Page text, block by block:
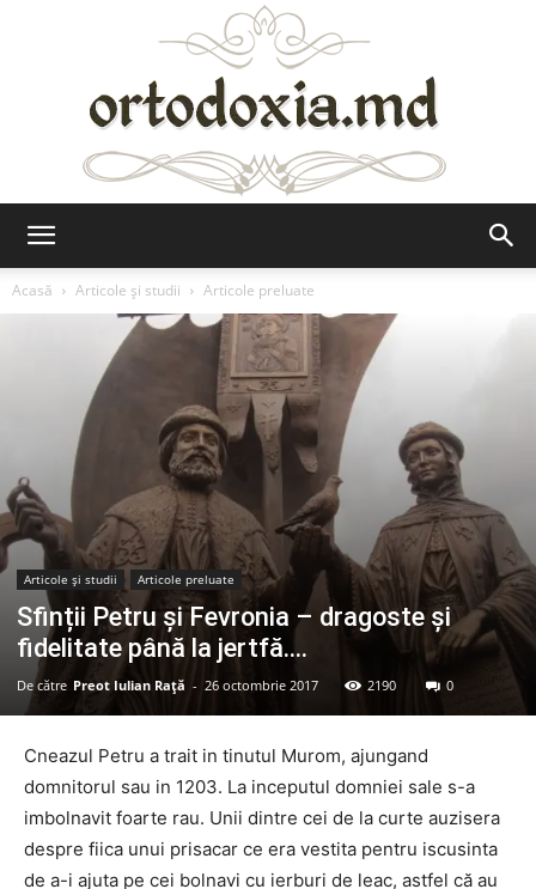
Acasă
Articole şi studii Articole preluate
Articole şi studii Articole preluate
Sfinții Petru și Fevronia – dragoste și
fidelitate până la jertfă….
De către Preot Iulian Raţă - 26 octombrie 2017 2190 0
Cneazul Petru a trait in tinutul Murom, ajungand
domnitorul sau in 1203. La inceputul domniei sale s-a
imbolnavit foarte rau. Unii dintre cei de la curte auzisera
despre fiica unui prisacar ce era vestita pentru iscusinta
de a-i ajuta pe cei bolnavi cu ierburi de leac, astfel că au